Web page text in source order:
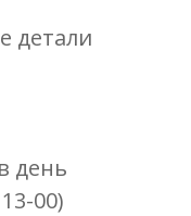
детали
день
00)